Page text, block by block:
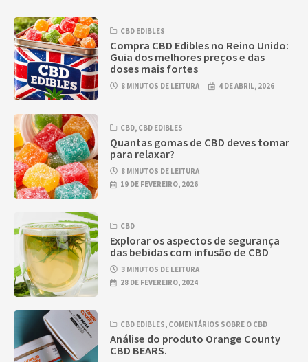
CBD EDIBLES
Compra CBD Edibles no Reino Unido:
Guia dos melhores preços e das
doses mais fortes
8 MINUTOS DE LEITURA 4 DE ABRIL, 2026
CBD, CBD EDIBLES
Quantas gomas de CBD deves tomar
para relaxar?
8 MINUTOS DE LEITURA
19 DE FEVEREIRO, 2026
CBD
Explorar os aspectos de segurança
das bebidas com infusão de CBD
3 MINUTOS DE LEITURA
28 DE FEVEREIRO, 2024
CBD EDIBLES, COMENTÁRIOS SOBRE O CBD
Análise do produto Orange County
CBD BEARS.